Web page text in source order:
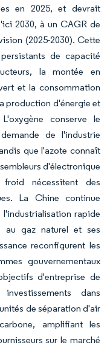
en 2025, et devrait
2030, à un CAGR de
(2025-2030). Cette
de capacité
la montée en
et la consommation
production d'énergie et
conserve le
de l'industrie
que l'azote connaît
d'électronique
nécessitent des
La Chine continue
rapide
au gaz naturel et ses
reconfigurent les
gouvernementaux
d'entreprise de
dans
de séparation d'air
amplifiant les
sur le marché